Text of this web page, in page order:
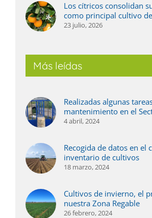
Los cítricos consolidan
como principal cultivo
23 julio, 2026
Más leídas
Realizadas algunas
mantenimiento en el
4 abril, 2024
Recogida de datos en el
inventario de cultivos
18 marzo, 2024
Cultivos de invierno, el
nuestra Zona Regable
26 febrero, 2024